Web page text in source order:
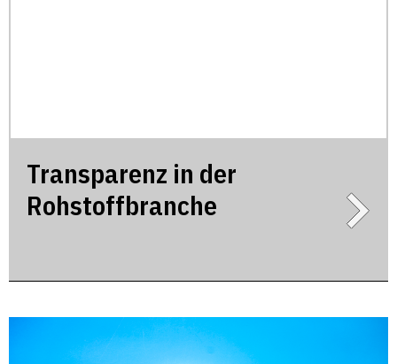
Transparenz in der
Rohstoffbranche